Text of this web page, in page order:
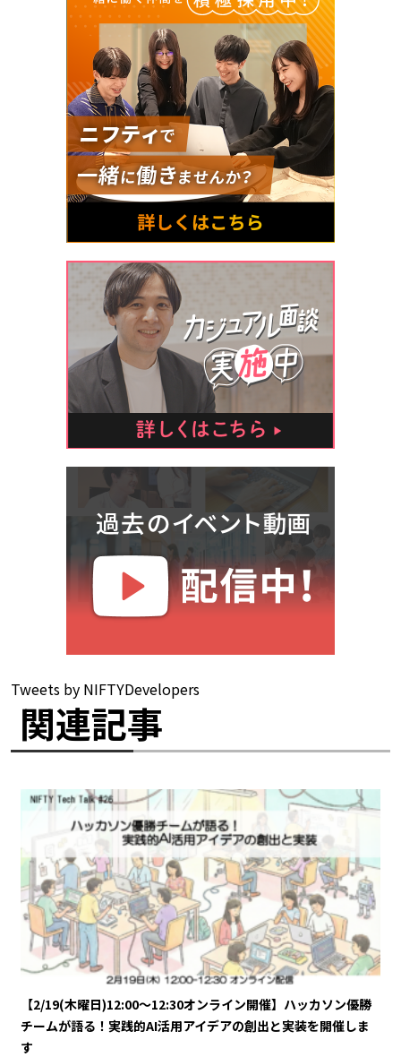
Tweets by NIFTYDevelopers
関連記事
【2/19(木曜日)12:00～12:30オンライン開催】ハッカソン優勝
チームが語る！実践的AI活用アイデアの創出と実装を開催しま
す